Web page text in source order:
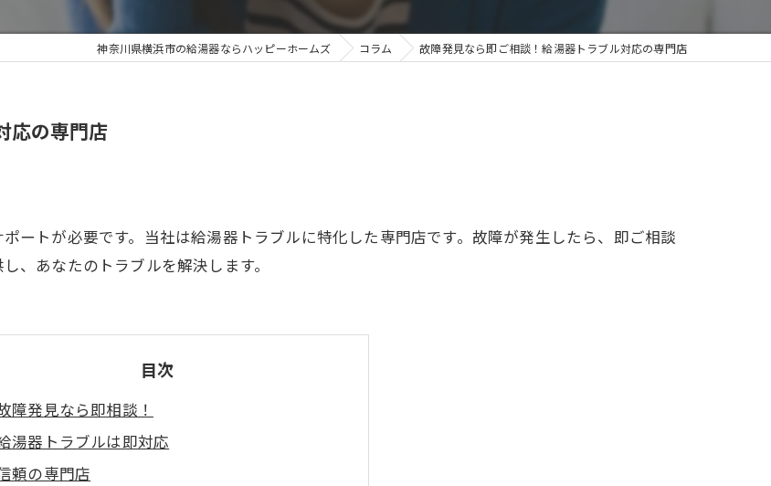
神奈川県横浜市の給湯器ならハッピーホームズ コラム 故障発見なら即ご相談！給湯器トラブル対応の専門店
応の専門店
ートが必要です。当社は給湯器トラブルに特化した専門店です。故障が発生したら、即ご相談
、あなたのトラブルを解決します。
目次
障発見なら即相談！
湯器トラブルは即対応
頼の専門店